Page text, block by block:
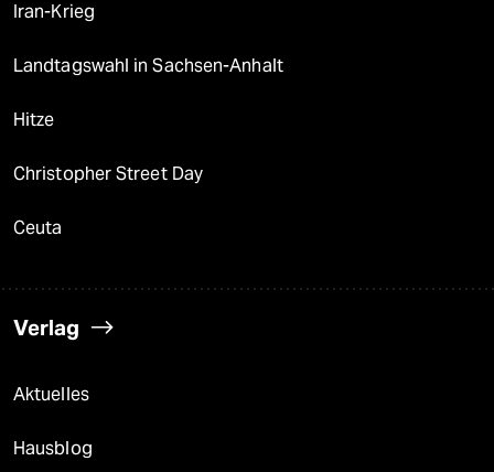
Iran-Krieg
Landtagswahl in Sachsen-Anhalt
Hitze
Christopher Street Day
Ceuta
Verlag
Aktuelles
Hausblog